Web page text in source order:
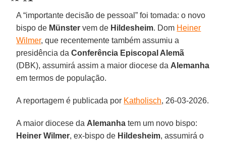
A “importante decisão de pessoal” foi tomada: o novo
bispo de Münster vem de Hildesheim. Dom Heiner
Wilmer, que recentemente também assumiu a
presidência daConferência Episcopal Alemã
(DBK), assumirá assim a maior diocese da Alemanha
em termos de população.
A reportagem é publicada por Katholisch, 26-03-2026.
A maior diocese da Alemanha tem um novo bispo:
Heiner Wilmer, ex-bispo de Hildesheim, assumirá o